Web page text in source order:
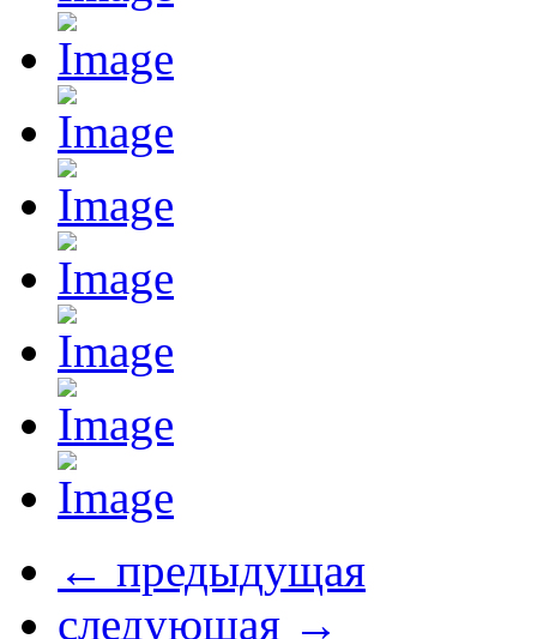
← предыдущая
следующая →